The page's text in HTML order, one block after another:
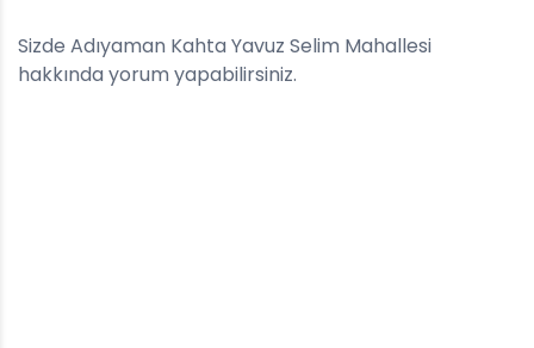
Sizde Adıyaman Kahta Yavuz Selim Mahallesi
hakkında yorum yapabilirsiniz.